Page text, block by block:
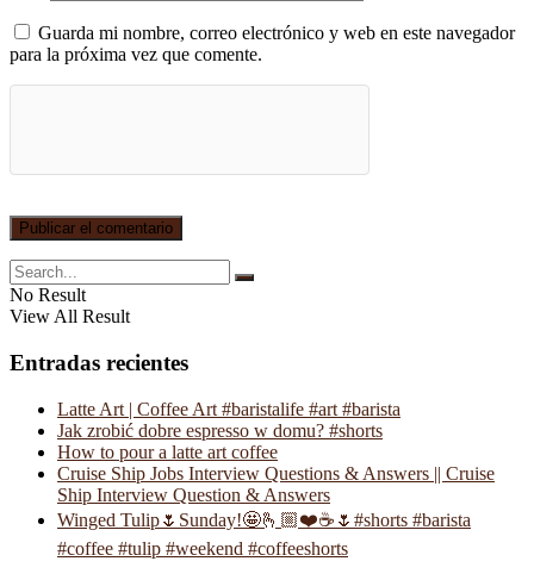
Guarda mi nombre, correo electrónico y web en este navegador
para la próxima vez que comente.
No Result
View All Result
Entradas recientes
Latte Art | Coffee Art #baristalife #art #barista
Jak zrobić dobre espresso w domu? #shorts
How to pour a latte art coffee
Cruise Ship Jobs Interview Questions & Answers || Cruise
Ship Interview Question & Answers
Winged Tulip🌷Sunday!🤩🫰🏼❤️☕️🌷#shorts #barista
#coffee #tulip #weekend #coffeeshorts